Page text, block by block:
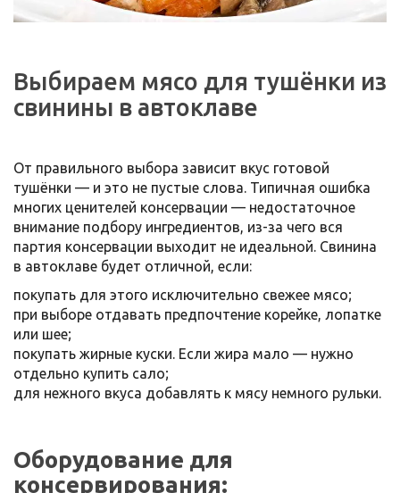
Выбираем мясо для тушёнки из
свинины в автоклаве
От правильного выбора зависит вкус готовой
тушёнки — и это не пустые слова. Типичная ошибка
многих ценителей консервации — недостаточное
внимание подбору ингредиентов, из-за чего вся
партия консервации выходит не идеальной. Свинина
в автоклаве будет отличной, если:
покупать для этого исключительно свежее мясо;
при выборе отдавать предпочтение корейке, лопатке
или шее;
покупать жирные куски. Если жира мало — нужно
отдельно купить сало;
для нежного вкуса добавлять к мясу немного рульки.
Оборудование для
консервирования: